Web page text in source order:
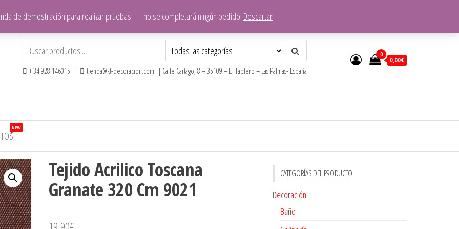
+ 34 928 146015 | tienda@kt-decoracion.com || Calle Cartago, 8 – 35109 – El Tablero – Las Palmas- España
0
0,00€
NEW
Tejido Acrilico Toscana
Granate 320 Cm 9021
CATEGORÍAS DEL PRODUCTO
Decoración
Baño
de demostración para realizar pruebas — no se completará ningún pedido. Descartar